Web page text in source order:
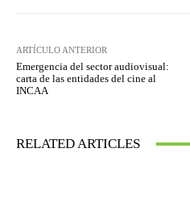
ARTÍCULO ANTERIOR
Emergencia del sector audiovisual:
carta de las entidades del cine al
INCAA
RELATED ARTICLES